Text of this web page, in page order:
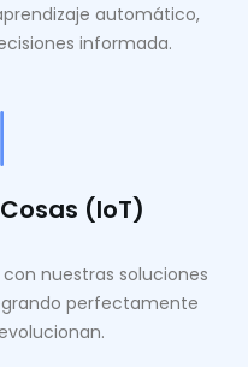
automático,
informada.
(IoT)
nuestras soluciones
perfectamente